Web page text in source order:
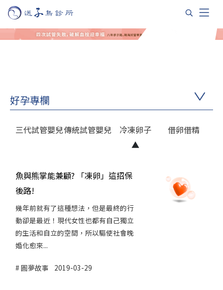
好孕專欄
三代試管嬰兒傳統試管嬰兒 冷凍卵子 借卵借精
魚與熊掌能兼顧? 「凍卵」這招保
後路!
幾年前就有了這種想法，但是最終的行
動卻是最近！現代女性也都有自己獨立
的生活和自立的空間，所以驅使社會晚
婚化愈來...
圓夢故事 2019-03-29